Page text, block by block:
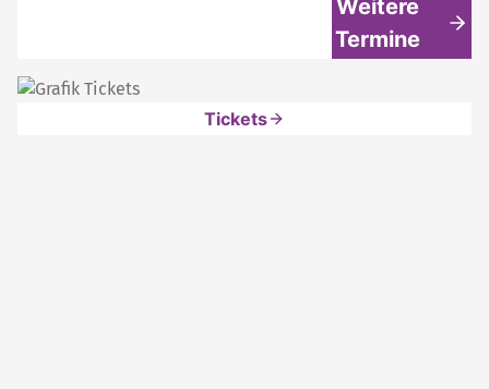
Weitere
Termine
Tickets